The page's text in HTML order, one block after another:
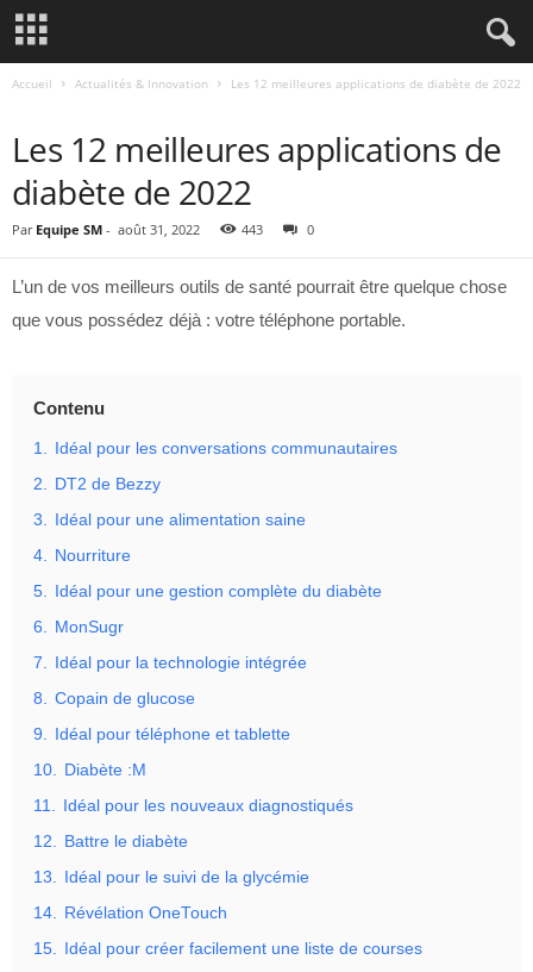
Accueil Actualités & Innovation Les 12 meilleures applications de diabète de 2022
Les 12 meilleures applications de
diabète de 2022
Par Equipe SM - août 31, 2022 443 0
L’un de vos meilleurs outils de santé pourrait être quelque chose
que vous possédez déjà : votre téléphone portable.
Contenu
1.
Idéal pour les conversations communautaires
2. DT2 de Bezzy
3.
Idéal pour une alimentation saine
4. Nourriture
5.
Idéal pour une gestion complète du diabète
6. MonSugr
7.
Idéal pour la technologie intégrée
8. Copain de glucose
9.
Idéal pour téléphone et tablette
10. Diabète :M
11.
Idéal pour les nouveaux diagnostiqués
12. Battre le diabète
13.
Idéal pour le suivi de la glycémie
14. Révélation OneTouch
15.
Idéal pour créer facilement une liste de courses